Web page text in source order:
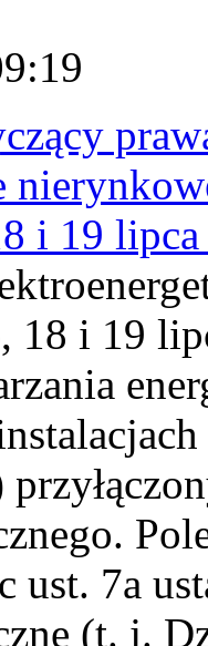
i 19
18 i 19
ust. 7a
(t. j.